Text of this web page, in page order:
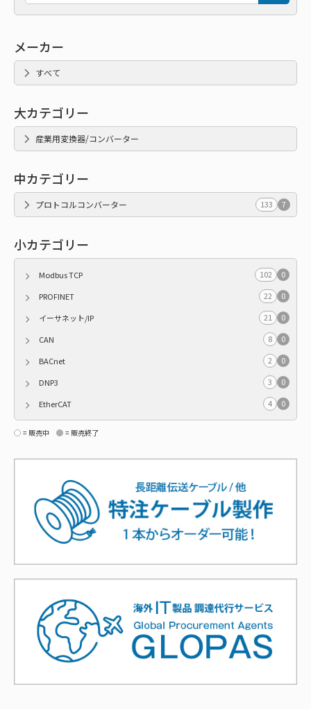
メーカー
すべて
大カテゴリー
産業用変換器/コンバーター
中カテゴリー
プロトコルコンバーター 133 7
小カテゴリー
Modbus TCP 102
0
PROFINET
22
0
イーサネット/IP
21
0
CAN
8
0
BACnet
2
0
DNP3
3
0
EtherCAT
4 0
= 販売中 = 販売終了